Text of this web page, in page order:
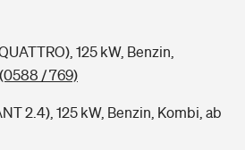
125 kW, Benzin,
(0588 / 769)
2.4), 125 kW, Benzin, Kombi, ab